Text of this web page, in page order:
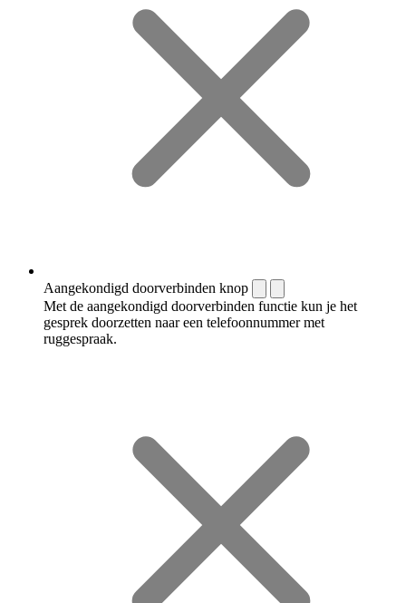
Aangekondigd doorverbinden knop
Met de aangekondigd doorverbinden functie kun je het
gesprek doorzetten naar een telefoonnummer met
ruggespraak.